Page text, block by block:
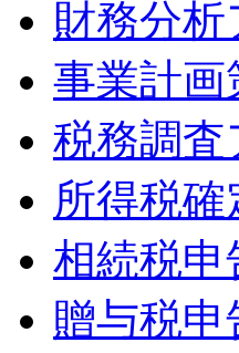
財務分
事業計
税務調査
所得税確
相続税申
贈与税申